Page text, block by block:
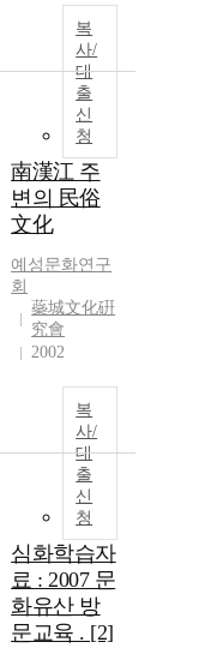
복
사/
대
출
신
청
南漢江 주
변의 民俗
文化
예성문화연구
회
蘂城文化硏
究會
2002
복
사/
대
출
신
청
심화학습자
료 : 2007 문
화유산 방
문교육 . [2]